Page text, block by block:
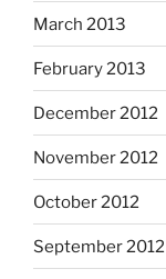
March 2013
February 2013
December 2012
November 2012
October 2012
September 2012